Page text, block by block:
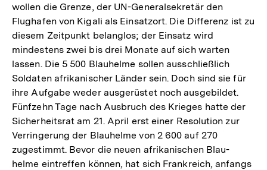
wollen die Grenze, der UN-Generalsekretär den
Flughafen von Kigali als Einsatzort. Die Differenz ist zu
diesem Zeitpunkt belanglos; der Einsatz wird
mindestens zwei bis drei Monate auf sich warten
lassen. Die 5 500 Blauhelme sollen ausschließlich
Soldaten afrikanischer Länder sein. Doch sind sie für
ihre Aufgabe weder ausgerüstet noch ausgebildet.
Fünfzehn Tage nach Ausbruch des Krieges hatte der
Sicherheitsrat am 21. April erst einer Resolution zur
Verringerung der Blauhelme von 2 600 auf 270
zugestimmt. Bevor die neuen afrikanischen Blau-
helme eintreffen können, hat sich Frankreich, anfangs